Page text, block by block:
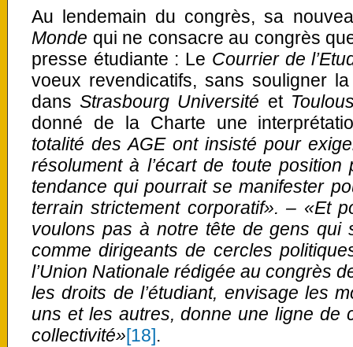
Au lendemain du congrès, sa
Monde qui ne consacre au congrès
presse étudiante : Le Courrier de
voeux revendicatifs, sans souligner
dansStrasbourg Université et
donné de la Charte une
totalité des AGE ont insisté pour
résolument à l’écart de toute
tendance qui pourrait se manifester
terrain strictement corporatif». – «Et
voulons pas à notre tête de gens qui
comme dirigeants de cercles
l’Union Nationale rédigée au congrès
les droits de l’étudiant, envisage les
uns et les autres, donne une ligne de
collectivité»[18].